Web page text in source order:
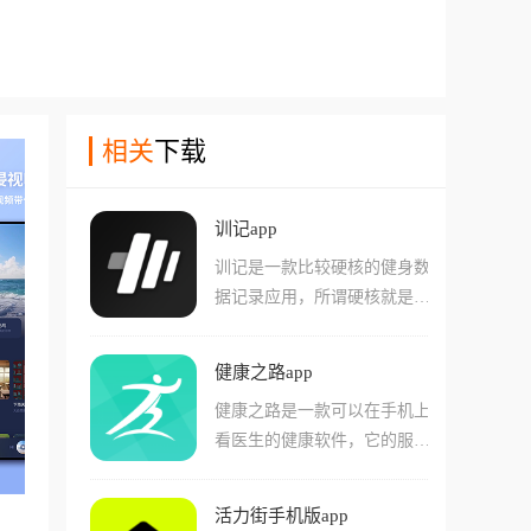
相关下载
训记app
训记是一款比较硬核的健身数
据记录应用，所谓硬核就是不
练计划的人或者是那些并没有
在健身举铁中坚持下来的人。
与其它健身软件相比，本软件
细，比如你可以记录自己的健
健康之路app
健康之路是一款可以在手机上
看医生的健康软件，它的服务
活力街手机版app